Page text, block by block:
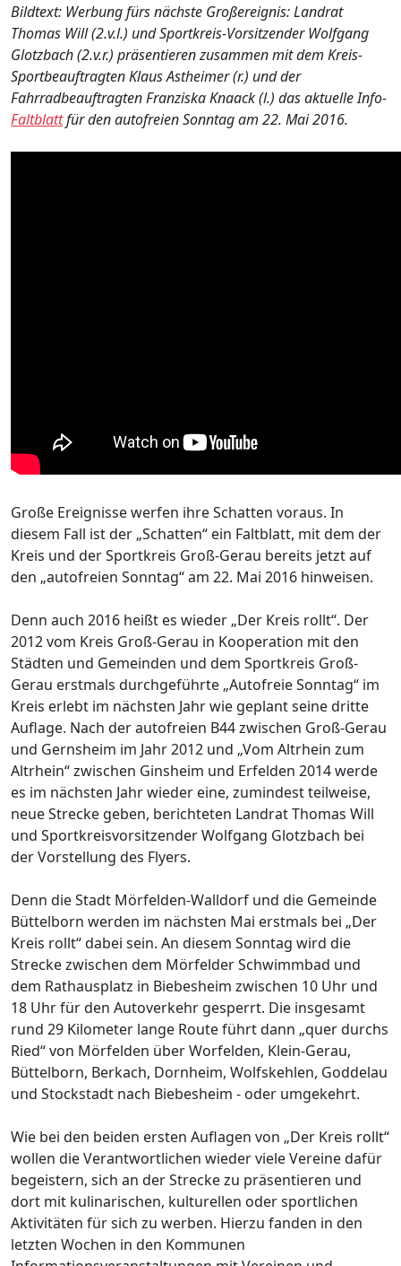
Bildtext: Werbung fürs nächste Großereignis: Landrat
Thomas Will (2.v.l.) und Sportkreis-Vorsitzender Wolfgang
Glotzbach (2.v.r.) präsentieren zusammen mit dem Kreis-
Sportbeauftragten Klaus Astheimer (r.) und der
Fahrradbeauftragten Franziska Knaack (l.) das aktuelle Info-
Faltblattfür den autofreien Sonntag am 22. Mai 2016.
Große Ereignisse werfen ihre Schatten voraus. In
diesem Fall ist der „Schatten“ ein Faltblatt, mit dem der
Kreis und der Sportkreis Groß-Gerau bereits jetzt auf
den „autofreien Sonntag“ am 22. Mai 2016 hinweisen.
Denn auch 2016 heißt es wieder „Der Kreis rollt“. Der
2012 vom Kreis Groß-Gerau in Kooperation mit den
Städten und Gemeinden und dem Sportkreis Groß-
Gerau erstmals durchgeführte „Autofreie Sonntag“ im
Kreis erlebt im nächsten Jahr wie geplant seine dritte
Auflage. Nach der autofreien B44 zwischen Groß-Gerau
und Gernsheim im Jahr 2012 und „Vom Altrhein zum
Altrhein“ zwischen Ginsheim und Erfelden 2014 werde
es im nächsten Jahr wieder eine, zumindest teilweise,
neue Strecke geben, berichteten Landrat Thomas Will
und Sportkreisvorsitzender Wolfgang Glotzbach bei
der Vorstellung des Flyers.
Denn die Stadt Mörfelden-Walldorf und die Gemeinde
Büttelborn werden im nächsten Mai erstmals bei „Der
Kreis rollt“ dabei sein. An diesem Sonntag wird die
Strecke zwischen dem Mörfelder Schwimmbad und
dem Rathausplatz in Biebesheim zwischen 10 Uhr und
18 Uhr für den Autoverkehr gesperrt. Die insgesamt
rund 29 Kilometer lange Route führt dann „quer durchs
Ried“ von Mörfelden über Worfelden, Klein-Gerau,
Büttelborn, Berkach, Dornheim, Wolfskehlen, Goddelau
und Stockstadt nach Biebesheim - oder umgekehrt.
Wie bei den beiden ersten Auflagen von „Der Kreis rollt“
wollen die Verantwortlichen wieder viele Vereine dafür
begeistern, sich an der Strecke zu präsentieren und
dort mit kulinarischen, kulturellen oder sportlichen
Aktivitäten für sich zu werben. Hierzu fanden in den
letzten Wochen in den Kommunen